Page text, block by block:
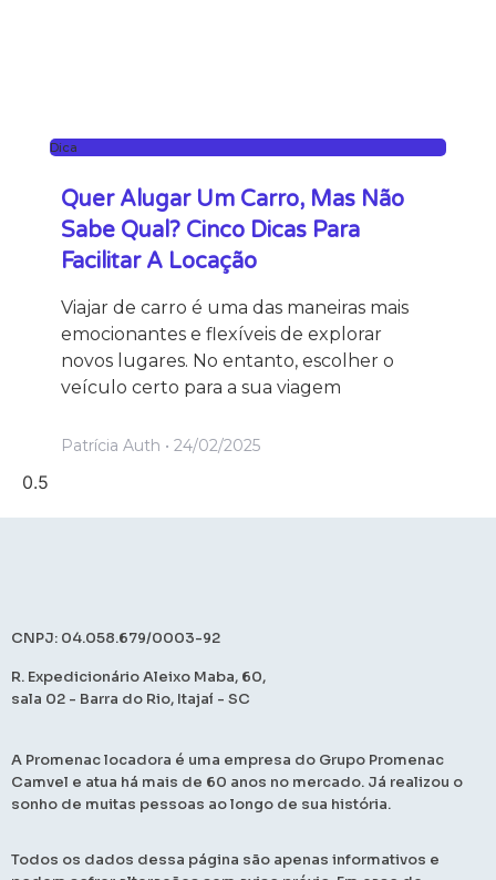
Dica
Quer Alugar Um Carro, Mas Não
Sabe Qual? Cinco Dicas Para
Facilitar A Locação
Viajar de carro é uma das maneiras mais
emocionantes e flexíveis de explorar
novos lugares. No entanto, escolher o
veículo certo para a sua viagem
Patrícia Auth 24/02/2025
CNPJ: 04.058.679/0003-92
R. Expedicionário Aleixo Maba, 60,
sala 02 - Barra do Rio, Itajaí - SC
A Promenac locadora é uma empresa do Grupo Promenac
Camvel e atua há mais de 60 anos no mercado. Já realizou o
sonho de muitas pessoas ao longo de sua história.
Todos os dados dessa página são apenas informativos e